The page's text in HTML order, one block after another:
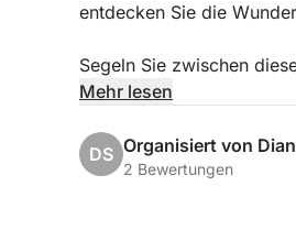
entdecken Sie die
Segeln Sie zwischen
begleitet nur vom Wind,
Wasser, weißen Stränden
Mehr lesen
DS Organisiert von
2 Bewertungen